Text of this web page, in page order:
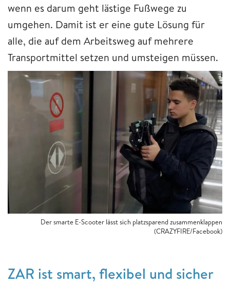
wenn es darum geht lästige Fußwege zu
umgehen. Damit ist er eine gute Lösung für
alle, die auf dem Arbeitsweg auf mehrere
Transportmittel setzen und umsteigen müssen.
Der smarte E-Scooter lässt sich platzsparend zusammenklappen
(CRAZYFIRE/Facebook)
ZAR ist smart, flexibel und sicher